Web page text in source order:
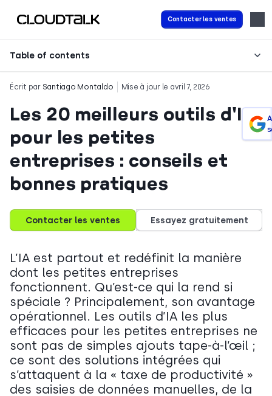
Contacter les ventes
Table of contents
Écrit par Santiago Montaldo Mise à jour le avril 7, 2026
Les 20 meilleurs outils d'IA
pour les petites
entreprises : conseils et
bonnes pratiques
Contacter les ventes Essayez gratuitement
L’IA est partout et redéfinit la manière
dont les petites entreprises
fonctionnent. Qu’est-ce qui la rend si
spéciale ? Principalement, son avantage
opérationnel. Les outils d’IA les plus
efficaces pour les petites entreprises ne
sont pas de simples ajouts tape-à-l’œil ;
ce sont des solutions intégrées qui
s’attaquent à la « taxe de productivité »
des saisies de données manuelles, de la